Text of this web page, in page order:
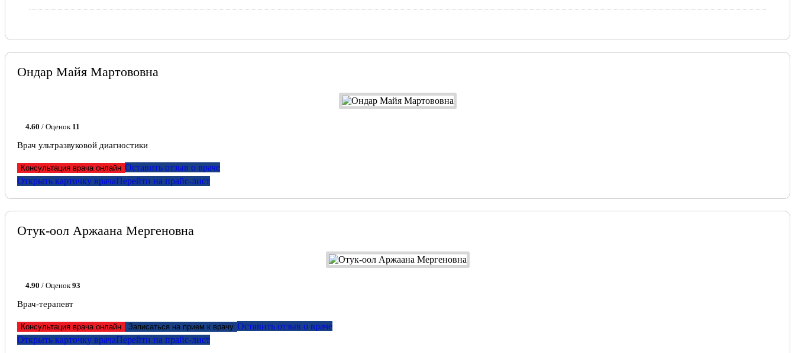
Ондар Майя Мартововна
4.60 / Оценок 11
Врач ультразвуковой диагностики
Консультация врача онлайн Оставить отзыв о враче
Открыть карточку врачаПерейти на прайс-лист
Отук-оол Аржаана Мергеновна
4.90 / Оценок 93
Врач-терапевт
Консультация врача онлайн Записаться на прием к врачу Оставить отзыв о враче
Открыть карточку врачаПерейти на прайс-лист